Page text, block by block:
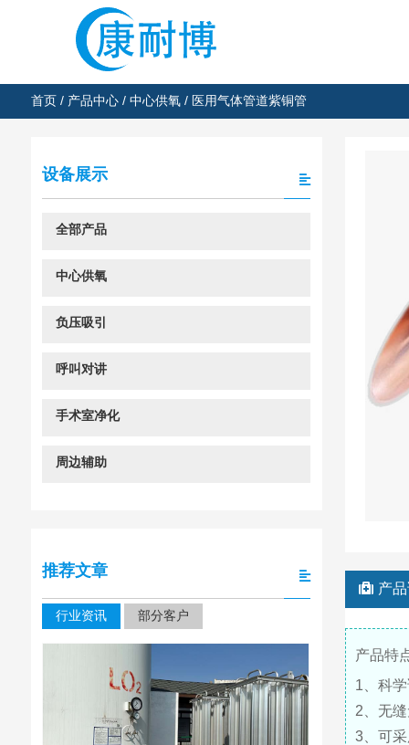
首页/ 产品中心/ 中心供氧/ 医用气体管道紫铜管
产
产品特
1、科
2、无
3、可
设备展示
全部产品
中心供氧
负压吸引
呼叫对讲
手术室净化
周边辅助
推荐文章
行业资讯 部分客户